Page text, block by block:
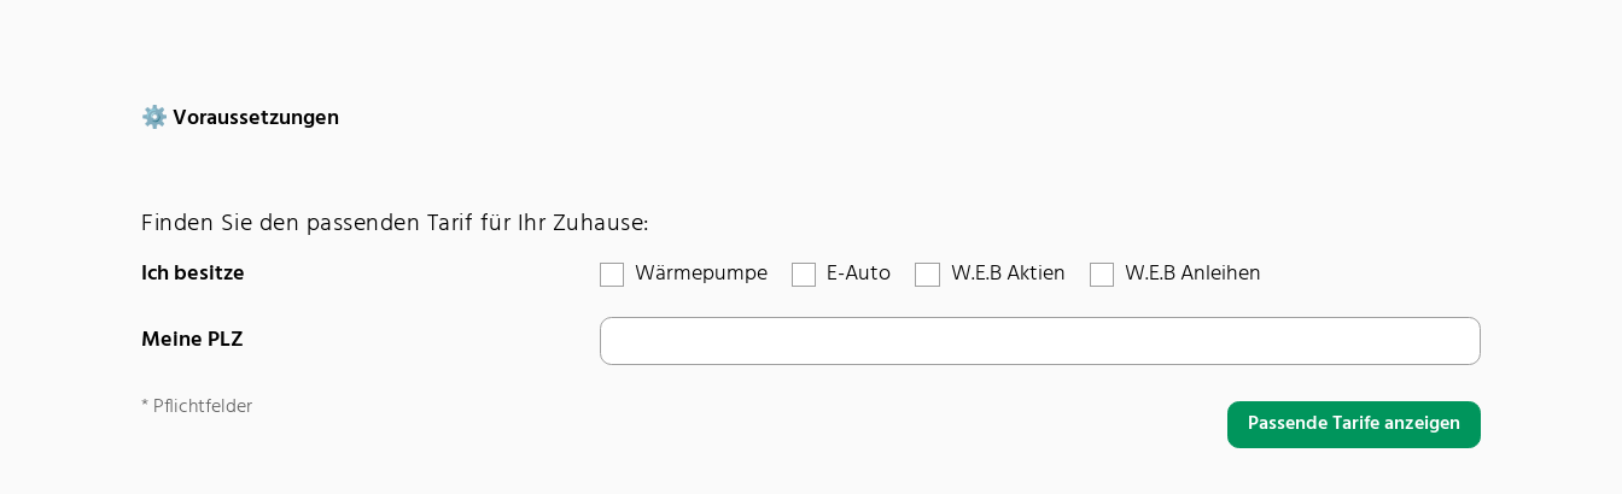
⚙️ Voraussetzungen
Finden Sie den passenden Tarif für Ihr Zuhause:
Ich besitze Wärmepumpe E-Auto W.E.B Aktien
W.E.B Anleihen
Meine PLZ
*Pflichtfelder
Passende Tarife anzeigen